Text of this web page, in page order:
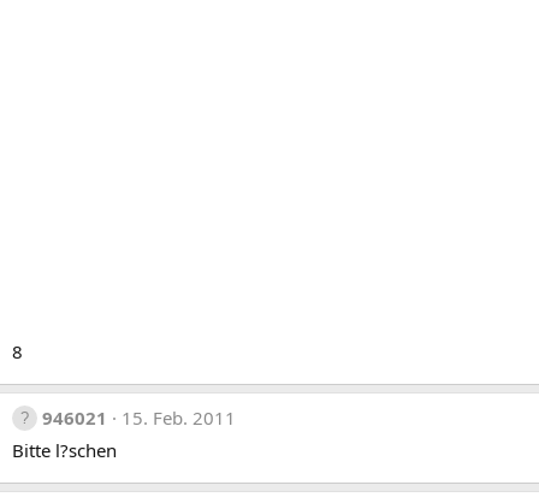
8
946021
15. Feb. 2011
Bitte l?schen